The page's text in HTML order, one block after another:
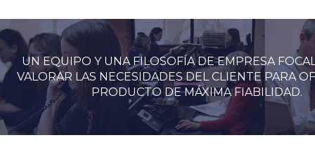
UN EQUIPO Y UNA FILOSOFÍA DE EMPRESA
VALORAR LAS NECESIDADES DEL CLIENTE PARA
PRODUCTO DE MÁXIMA FIABILIDAD.